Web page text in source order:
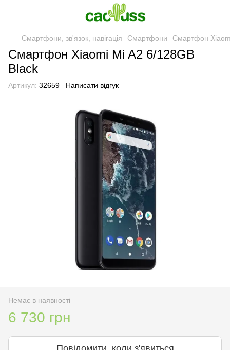
Смартфони, зв'язок, навігація Смартфони Смартфон
Смартфон Xiaomi Mi A2 6/128GB
Black
Артикул: 32659 Написати відгук
Немає в наявності
6 730 грн